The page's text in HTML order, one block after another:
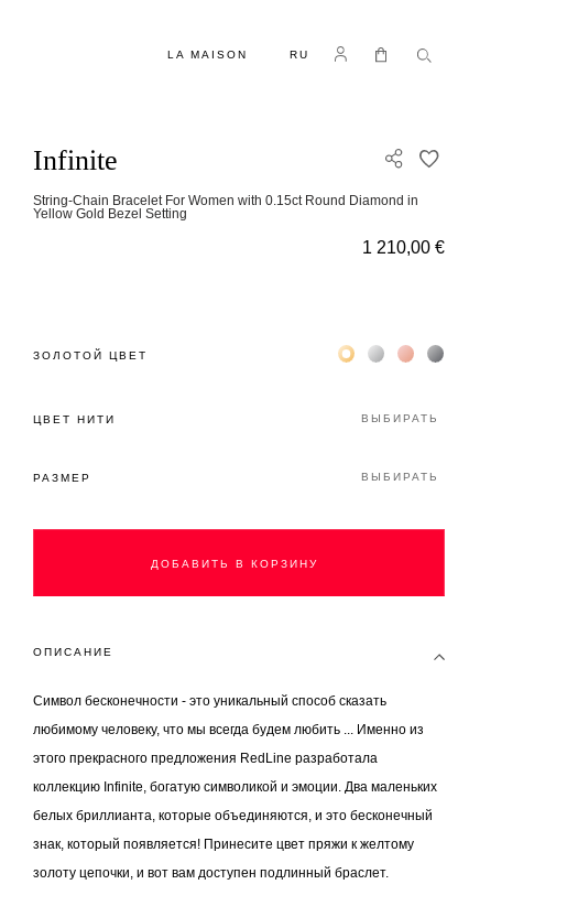
LA MAISON RU Log in Моя корзина
Infinite
String-Chain Bracelet For Women with 0.15ct Round Diamond in
Yellow Gold Bezel Setting
1 210,00 €
ЗОЛОТОЙ ЦВЕТ Жёлтое золото 18К
Белое золото 18К
Розовое золото 18К
Чёрное золото 18К
ЦВЕТ НИТИ ВЫБИРАТЬ
РАЗМЕР ВЫБИРАТЬ
ДОБАВИТЬ В КОРЗИНУ
ОПИСАНИЕ
Символ бесконечности - это уникальный способ сказать
любимому человеку, что мы всегда будем любить ... Именно из
этого прекрасного предложения RedLine разработала
коллекцию Infinite, богатую символикой и эмоции. Два маленьких
белых бриллианта, которые объединяются, и это бесконечный
знак, который появляется! Принесите цвет пряжи к желтому
золоту цепочки, и вот вам доступен подлинный браслет.